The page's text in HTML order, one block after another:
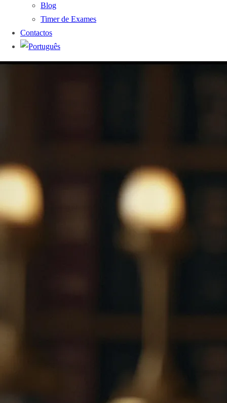
Blog
Timer de Exames
Contactos